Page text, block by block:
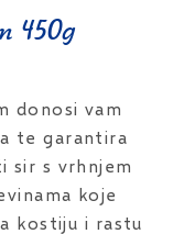
450g
donosi vam
te garantira
sir s vrhnjem
koje
kostiju i rastu